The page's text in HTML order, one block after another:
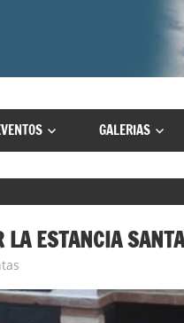
GALERIAS
LA ESTANCIA